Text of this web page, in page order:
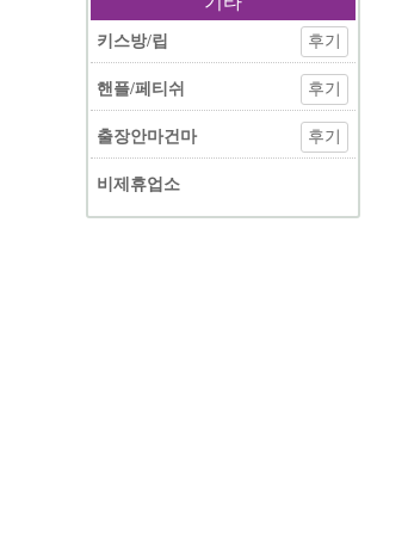
키스방/립 후기
핸플/페티쉬 후기
출장안마건마 후기
비제휴업소